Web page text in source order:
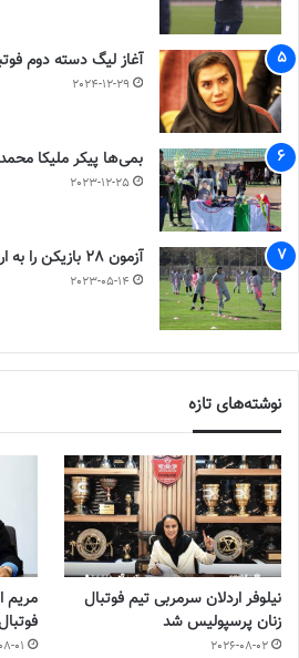
آغاز لیگ دسته دوم
2024-12-29
بمی‌ها پیکر ملیکا
2023-12-25
آزمون 28 بازیکن را به اردو فرا خواند
2023-05-14
نوشته‌های تازه
نیلوفر اردلان سرمربی تیم فوتبال
زنان پرسپولیس شد
2026-08-02
مریم
01